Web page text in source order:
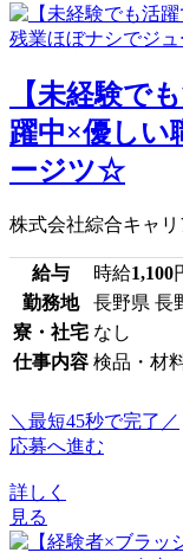
【未経験で
躍中×優し
ージツ☆
株式会社綜合キャ
給与 時給1,100
勤務地
長野県 長
寮・社宅 なし
仕事内容 検品・材
＼最短45秒で完了／
応募へ進む
詳しく
見る